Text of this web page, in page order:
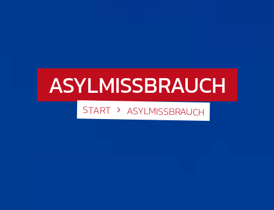
ASYLMISSBRAUCH
START ASYLMISSBRAUCH